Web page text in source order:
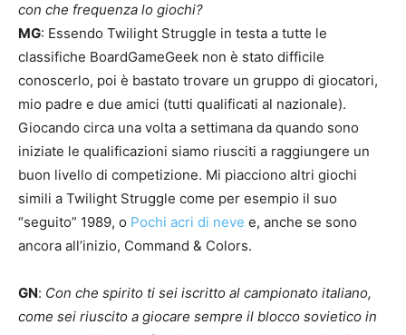
con che frequenza lo giochi?
MG: Essendo Twilight Struggle in testa a tutte le
classifiche BoardGameGeek non è stato difficile
conoscerlo, poi è bastato trovare un gruppo di giocatori,
mio padre e due amici (tutti qualificati al nazionale).
Giocando circa una volta a settimana da quando sono
iniziate le qualificazioni siamo riusciti a raggiungere un
buon livello di competizione. Mi piacciono altri giochi
simili a Twilight Struggle come per esempio il suo
“seguito” 1989, o Pochi acri di neve e, anche se sono
ancora all’inizio, Command & Colors.
GN: Con che spirito ti sei iscritto al campionato italiano,
come sei riuscito a giocare sempre il blocco sovietico in